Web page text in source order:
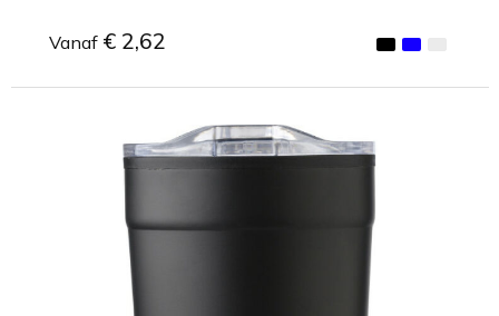
Vanaf € 2,62
Minimale afname: 1